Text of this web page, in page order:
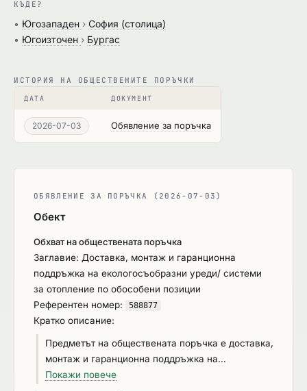
КЪДЕ?
• Югозападен › София (столица)
• Югоизточен › Бургас
ИСТОРИЯ НА ОБЩЕСТВЕНИТЕ ПОРЪЧКИ
ДАТА ДОКУМЕНТ
2026-07-03 Обявление за поръчка
ОБЯВЛЕНИЕ ЗА ПОРЪЧКА (2026-07-03)
Обект
Обхват на обществената поръчка
Заглавие: Доставка, монтаж и гаранционна
поддръжка на екологосъобразни уреди/ системи
за отопление по обособени позиции
Референтен номер:
588877
Кратко описание:
Предметът на обществената поръчка е доставка,
монтаж и гаранционна поддръжка на
екологосъобразни уреди/ системи за отопление
Покажи повече